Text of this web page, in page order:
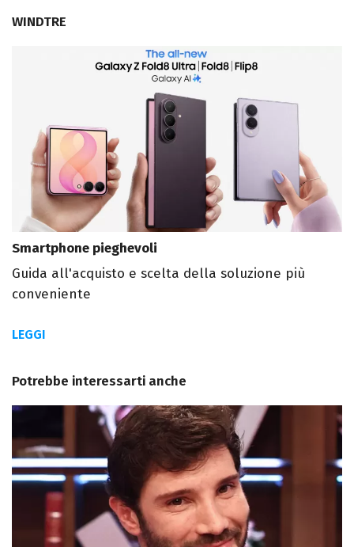
WINDTRE
Smartphone pieghevoli
Guida all'acquisto e scelta della soluzione più
conveniente
LEGGI
Potrebbe interessarti anche